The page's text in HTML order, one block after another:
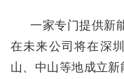
一家专门提供新
在未来公司将在深
山、中山等地成立